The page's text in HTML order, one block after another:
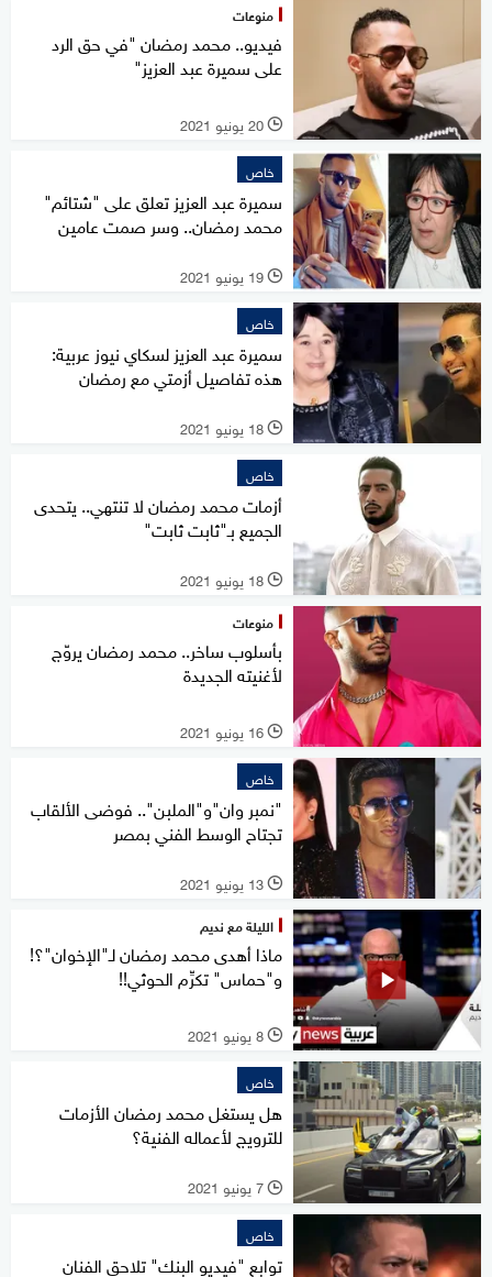
منوعات
فيديو.. محمد رمضان "في حق الرد
على سميرة عبد العزيز"
l 20 يونيو 2021
خاص
سميرة عبد العزيز تعلق على "شتائم"
محمد رمضان.. وسر صمت عامين
l 19 يونيو 2021
خاص
سميرة عبد العزيز لسكاي نيوز عربية:
هذه تفاصيل أزمتي مع رمضان
l 18 يونيو 2021
خاص
أزمات محمد رمضان لا تنتهي.. يتحدى
الجميع بـ"ثابت ثابت"
l 18 يونيو 2021
منوعات
بأسلوب ساخر.. محمد رمضان يروّج
لأغنيته الجديدة
l 16 يونيو 2021
خاص
"نمبر وان"و"الملبن".. فوضى الألقاب
تجتاح الوسط الفني بمصر
l 13 يونيو 2021
الليلة مع نديم
ماذا أهدى محمد رمضان لـ"الإخوان"؟!
و"حماس" تكرِّم الحوثي!!
l 8 يونيو 2021
خاص
هل يستغل محمد رمضان الأزمات
للترويج لأعماله الفنية؟
l 7 يونيو 2021
خاص
توابع "فيديو البنك" تلاحق الفنان